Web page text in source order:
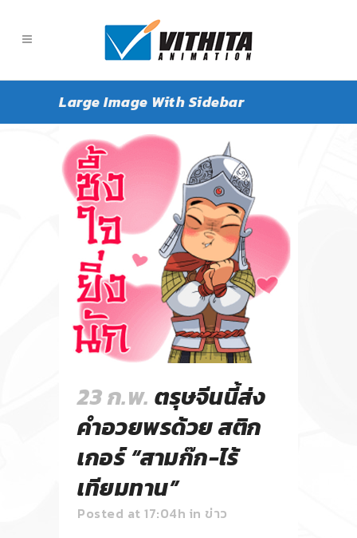
Large Image With Sidebar
23 ก.พ. ตรุษจีนนี้ส่ง
คำอวยพรด้วย สติก
เกอร์ “สามก๊ก-ไร้
เทียมทาน”
Posted at 17:04h in ข่าว